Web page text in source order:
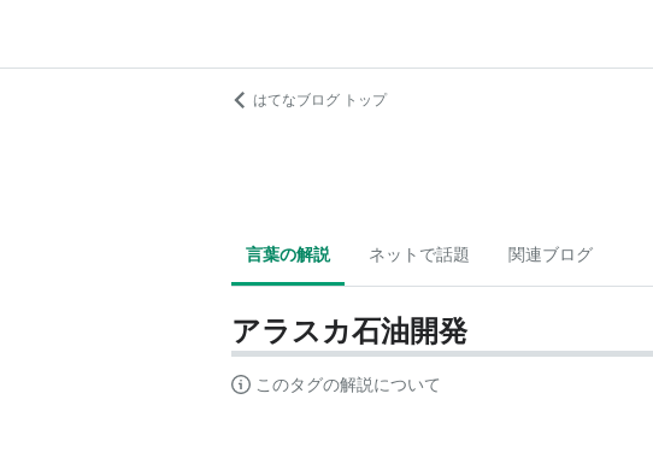
はてなブログ トップ
言葉の解説 ネットで話題 関連ブログ
アラスカ石油開発
このタグの解説について